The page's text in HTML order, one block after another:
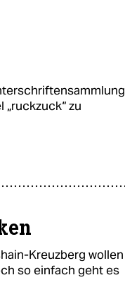
zu
Kreuzberg wollen
so einfach geht es